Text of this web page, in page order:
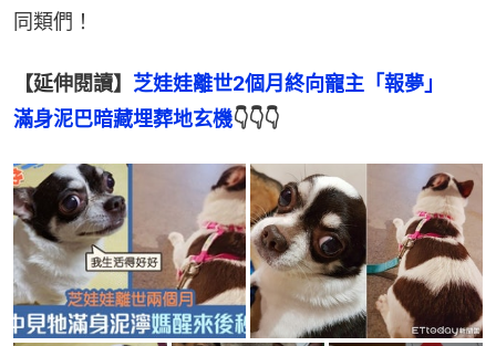
同類們！
【延伸閱讀】 芝娃娃離世2個月終向寵主「報夢」
滿身泥巴暗藏埋葬地玄機👇👇👇